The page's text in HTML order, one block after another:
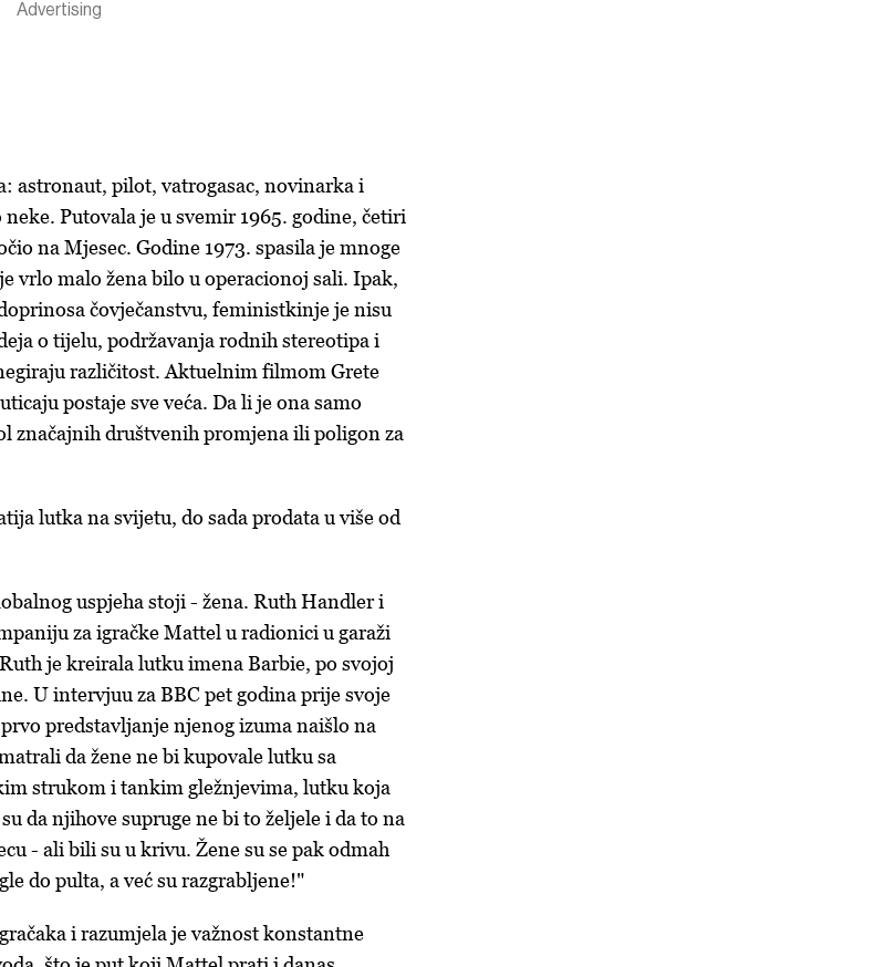
astronaut, pilot, vatrogasac, novinarka i
Putovala je u svemir 1965. godine, četiri
na Mjesec. Godine 1973. spasila je mnoge
vrlo malo žena bilo u operacionoj sali. Ipak,
čovječanstvu, feministkinje je nisu
o tijelu, podržavanja rodnih stereotipa i
različitost. Aktuelnim filmom Grete
postaje sve veća. Da li je ona samo
značajnih društvenih promjena ili poligon za
lutka na svijetu, do sada prodata u više od
uspjeha stoji - žena. Ruth Handler i
za igračke Mattel u radionici u garaži
je kreirala lutku imena Barbie, po svojoj
U intervjuu za BBC pet godina prije svoje
predstavljanje njenog izuma naišlo na
da žene ne bi kupovale lutku sa
strukom i tankim gležnjevima, lutku koja
da njihove supruge ne bi to željele i da to na
- ali bili su u krivu. Žene su se pak odmah
do pulta, a već su razgrabljene!"
i razumjela je važnost konstantne